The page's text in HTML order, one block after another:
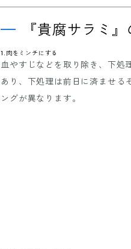
『貴腐サラミ
1.肉をミンチにする
血やすじなどを取り除き、下処
あり、下処理は前日に済ませる
ングが異なります。